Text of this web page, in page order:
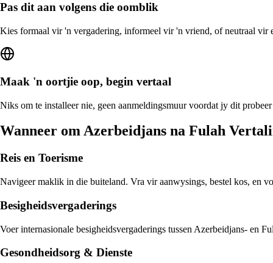
Pas dit aan volgens die oomblik
Kies formaal vir 'n vergadering, informeel vir 'n vriend, of neutraal vir
Maak 'n oortjie oop, begin vertaal
Niks om te installeer nie, geen aanmeldingsmuur voordat jy dit
Wanneer om Azerbeidjans na Fulah
Reis en Toerisme
Navigeer maklik in die buiteland. Vra vir aanwysings, bestel kos, en
Besigheidsvergaderings
Voer internasionale besigheidsvergaderings tussen Azerbeidjans- en
Gesondheidsorg & Dienste